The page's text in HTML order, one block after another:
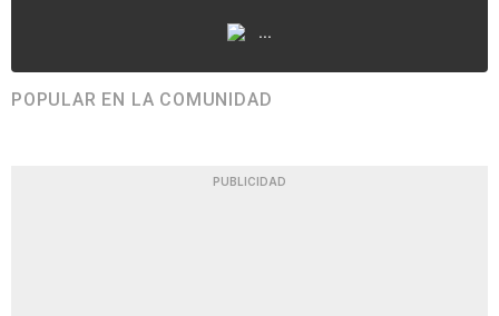
...
POPULAR EN LA COMUNIDAD
PUBLICIDAD